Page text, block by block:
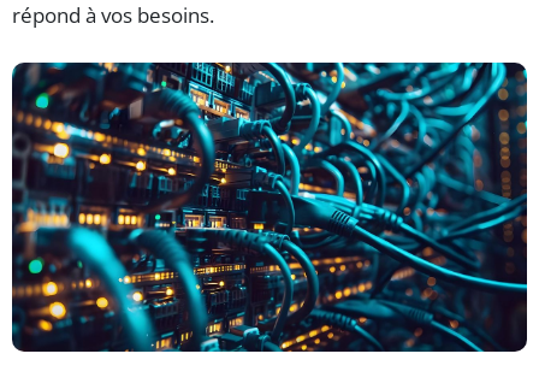
répond à vos besoins.